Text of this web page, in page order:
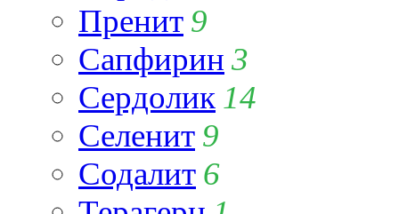
Пренит 9
Сапфирин 3
Сердолик 14
Селенит 9
Содалит 6